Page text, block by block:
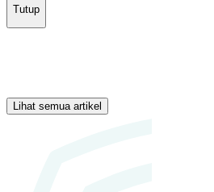
Tutup
Lihat semua artikel